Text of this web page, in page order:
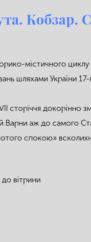
Кобзар.
містичного
шляхами України 17-
сторіччя докорінно
Варни аж до самого
спокою»
вітрини